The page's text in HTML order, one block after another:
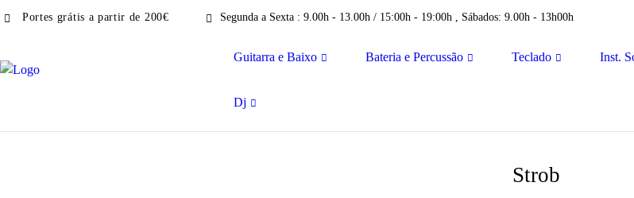
Portes grátis a partir de 200€ Segunda a Sexta : 9.00h - 13.00h / 15:00h - 19:00h , Sábados: 9.00h - 13h00h
Guitarra e Baixo Bateria e Percussão Teclado Inst.
Dj
Strob